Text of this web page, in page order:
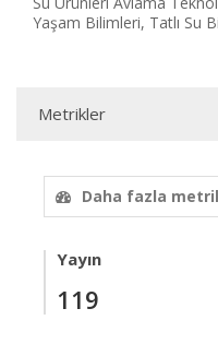
Yaşam Bilimleri, Tatlı Su
Metrikler
Daha fazla
Yayın
119